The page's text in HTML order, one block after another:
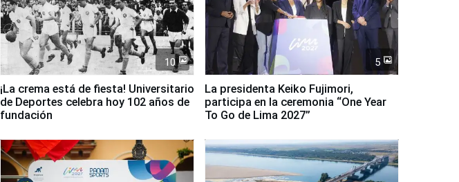
10
¡La crema está de fiesta! Universitario
de Deportes celebra hoy 102 años de
fundación
5
La presidenta Keiko Fujimori,
participa en la ceremonia “One Year
To Go de Lima 2027”